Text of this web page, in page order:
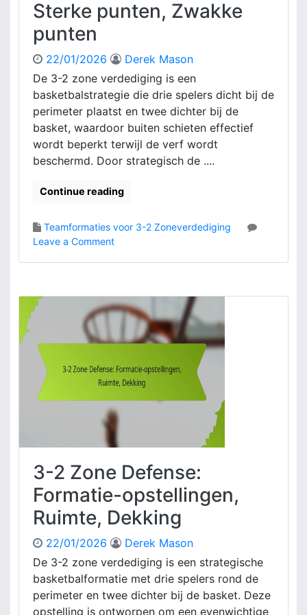
s
r
o
g
e
n
,
U
t
e
r
g
e
a
m
c
o
ö
d
i
a
i
e
i
m
e
B
e
e
g
Sterke punten, Zwakke
punten
22/01/2026
Derek Mason
De 3-2 zone verdediging is een
basketbalstrategie die drie spelers dicht bij de
perimeter plaatst en twee dichter bij de
basket, waardoor buiten schieten effectief
wordt beperkt terwijl de verf wordt
beschermd. Door strategisch de ....
Continue reading
Teamformaties voor 3-2 Zoneverdediging
Leave a Commento
2
Z
n
v
e
r
d
d
g
n
g
O
p
t
e
3-2 Zone Defense:
Formatie-opstellingen,
Ruimte, Dekking
22/01/2026
Derek Mason
De 3-2 zone verdediging is een strategische
basketbalformatie met drie spelers rond de
perimeter en twee dichter bij de basket. Deze
opstelling is ontworpen om een evenwichtige